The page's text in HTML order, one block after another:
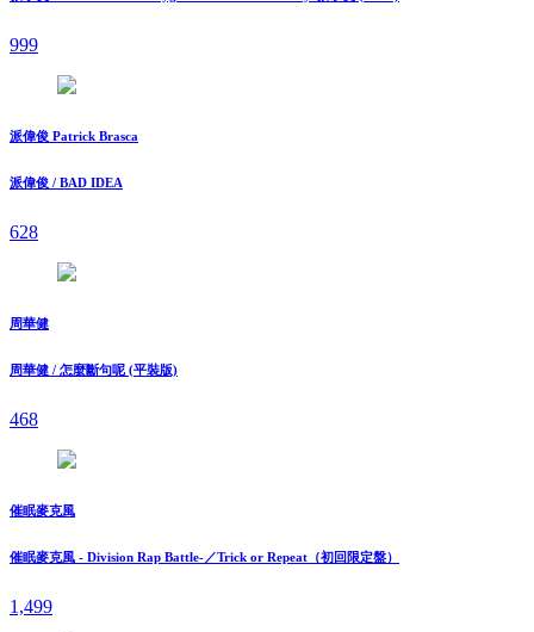
999
派偉俊 Patrick Brasca
派偉俊 / BAD IDEA
628
周華健
周華健 / 怎麼斷句呢 (平裝版)
468
催眠麥克風
催眠麥克風 - Division Rap Battle-／Trick or Repeat（初回限定盤）
1,499